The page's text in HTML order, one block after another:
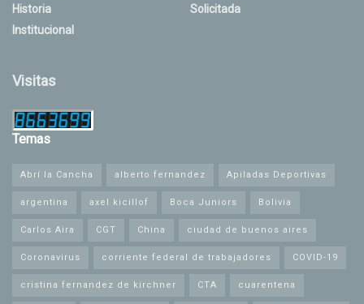
Historia
Institucional
Solicitada
Visitas
Temas
Abrí la Cancha alberto fernandez Apiladas Deportivas
argentina axel kicillof Boca Juniors Bolivia
Carlos Aira CGT China ciudad de buenos aires
Coronavirus corriente federal de trabajadores COVID-19
cristina fernandez de kirchner CTA cuarentena